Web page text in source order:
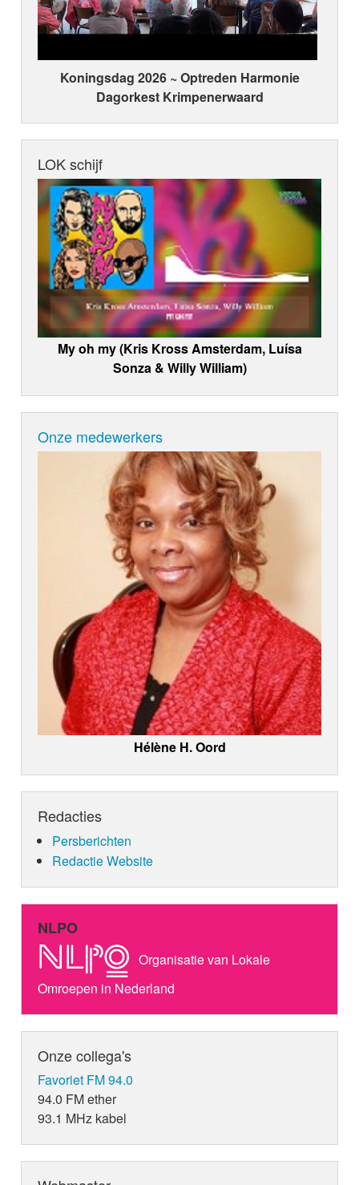
Koningsdag 2026 ~ Optreden Harmonie
Dagorkest Krimpenerwaard
LOK schijf
My oh my (Kris Kross Amsterdam, Luísa
Sonza & Willy William)
Onze medewerkers
Hélène H. Oord
Redacties
Persberichten
Redactie Website
NLPO
Organisatie van Lokale
Omroepen in Nederland
Onze collega's
Favoriet FM 94.0
94.0 FM ether
93.1 MHz kabel